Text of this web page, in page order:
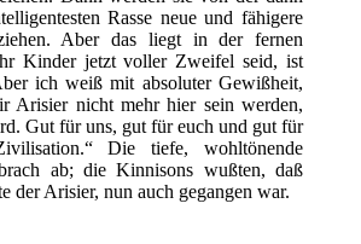
Rasse neue und fähigere
Aber das liegt in der fernen
Kinder jetzt voller Zweifel seid, ist
ich weiß mit absoluter Gewißheit,
Arisier nicht mehr hier sein werden,
Gut für uns, gut für euch und gut für
Die tiefe, wohltönende
ab; die Kinnisons wußten, daß
der Arisier, nun auch gegangen war.